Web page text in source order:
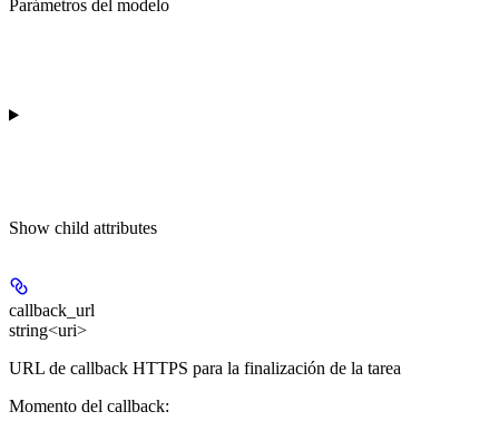
Parámetros del modelo
Show child attributes
callback_url
string<uri>
URL de callback HTTPS para la finalización de la tarea
Momento del callback: